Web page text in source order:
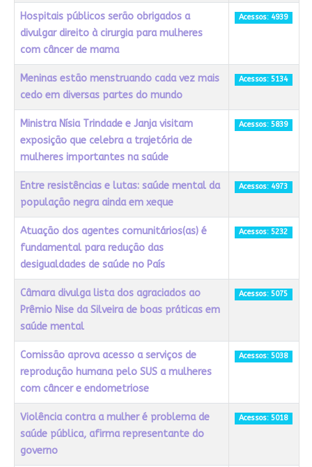
Hospitais públicos serão obrigados a
divulgar direito à cirurgia para mulheres
com câncer de mama
Acessos: 4939
Meninas estão menstruando cada vez mais
cedo em diversas partes do mundo
Acessos: 5134
Ministra Nísia Trindade e Janja visitam
exposição que celebra a trajetória de
mulheres importantes na saúde
Acessos: 5839
Entre resistências e lutas: saúde mental da
população negra ainda em xeque
Acessos: 4973
Atuação dos agentes comunitários(as) é
fundamental para redução das
desigualdades de saúde no País
Acessos: 5232
Câmara divulga lista dos agraciados ao
Prêmio Nise da Silveira de boas práticas em
saúde mental
Acessos: 5075
Comissão aprova acesso a serviços de
reprodução humana pelo SUS a mulheres
com câncer e endometriose
Acessos: 5038
Violência contra a mulher é problema de
saúde pública, afirma representante do
governo
Acessos: 5018